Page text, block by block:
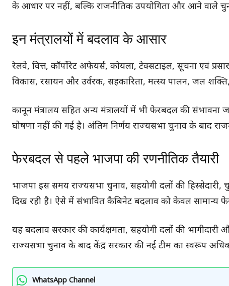
के आधार पर नहीं, बल्कि राजनीतिक उपयोगिता और आने वाले
इन मंत्रालयों में बदलाव के आसार
रेलवे, वित्त, कॉर्पोरेट अफेयर्स, कोयला, टेक्सटाइल, सूचना एवं
विकास, रसायन और उर्वरक, सहकारिता, मत्स्य पालन, जल
कानून मंत्रालय सहित अन्य मंत्रालयों में भी फेरबदल की
घोषणा नहीं की गई है। अंतिम निर्णय राज्यसभा चुनाव के बाद
फेरबदल से पहले भाजपा की रणनीतिक तैयारी
भाजपा इस समय राज्यसभा चुनाव, सहयोगी दलों की
दिख रही है। ऐसे में संभावित कैबिनेट बदलाव को केवल सामान्य
यह बदलाव सरकार की कार्यक्षमता, सहयोगी दलों की
राज्यसभा चुनाव के बाद केंद्र सरकार की नई टीम का स्वरूप
WhatsApp Channel